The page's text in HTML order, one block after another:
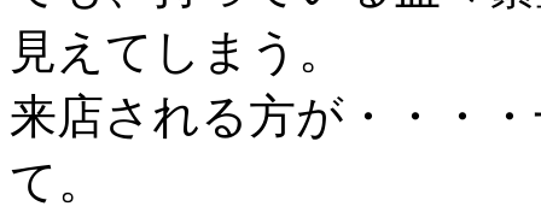
見えてしまう。
来店される方が・・・
て。